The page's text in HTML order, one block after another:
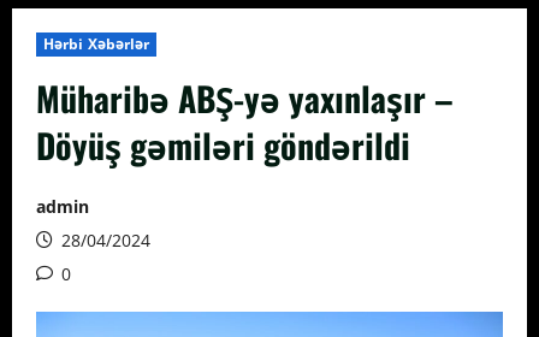
Hərbi Xəbərlər
Müharibə ABŞ-yə yaxınlaşır –
Döyüş gəmiləri göndərildi
admin
28/04/2024
0